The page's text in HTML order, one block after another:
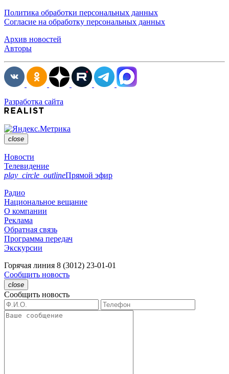
Политика обработки персональных данных
Согласие на обработку персональных данных
Архив новостей
Авторы
Разработка сайта
close
Новости
Телевидение
play_circle_outlineПрямой эфир
Радио
Национальное вещание
О компании
Реклама
Обратная связь
Программа передач
Экскурсии
Горячая линия 8 (3012) 23-01-01
Сообщить новость
close
Сообщить новость